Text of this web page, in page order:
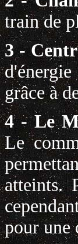
train de
3 -
grâce à
4 - Le
Le
atteints.
pour une